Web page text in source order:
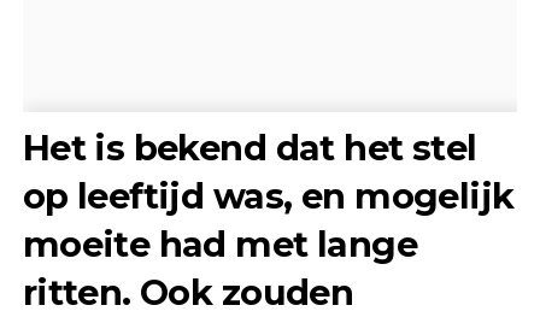
Het is bekend dat het stel
op leeftijd was, en mogelijk
moeite had met lange
ritten. Ook zouden